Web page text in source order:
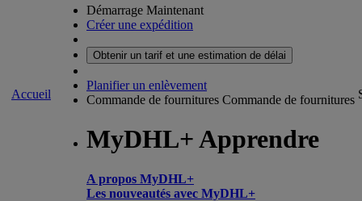
Accueil
Démarrage Maintenant
Créer une expédition
Obtenir un tarif et une estimation de délai
Planifier un enlèvement
Commande de fournitures Commande de fournitures
MyDHL+ Apprendre
A propos MyDHL+
Les nouveautés avec MyDHL+